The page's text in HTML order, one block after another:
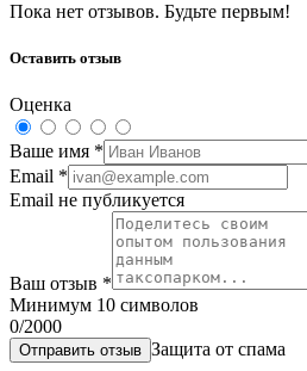
Пока нет отзывов. Будьте первым!
Оставить отзыв
Оценка
Ваше имя *
Email *
Email не публикуется
Ваш отзыв *
Минимум 10 символов
0/2000
Отправить отзыв Защита от спама